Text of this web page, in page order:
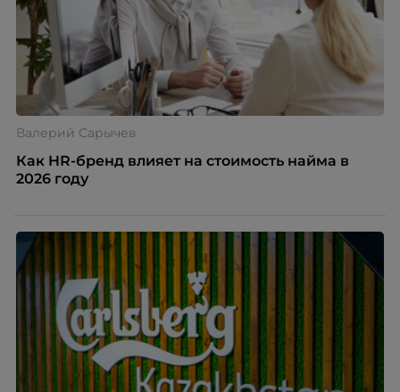
Валерий Сарычев
Как HR-бренд влияет на стоимость найма в
2026 году